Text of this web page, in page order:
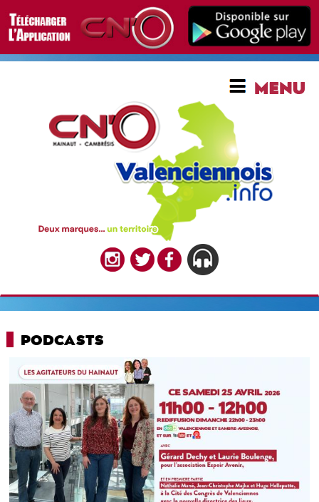
PODCASTS